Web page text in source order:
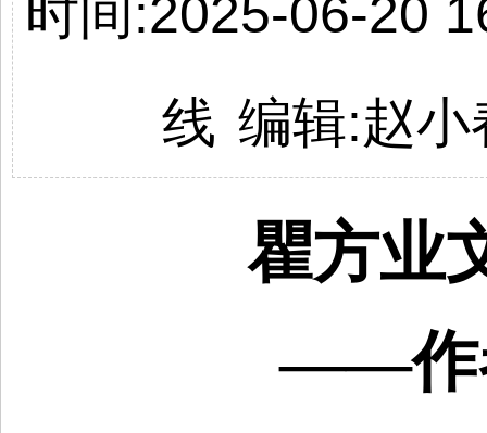
时间:2025-06-20
线 编辑:赵小
瞿方业
——作